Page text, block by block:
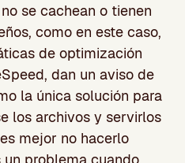
se cachean o tienen
como en este caso,
de optimización
dan un aviso de
la única solución para
los archivos y servirlos
mejor no hacerlo